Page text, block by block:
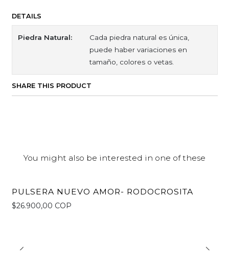
DETAILS
Piedra Natural:
Cada piedra natural es única,
puede haber variaciones en
tamaño, colores o vetas.
SHARE THIS PRODUCT
You might also be interested in one of these
PULSERA NUEVO AMOR- RODOCROSITA
$26.900,00 COP